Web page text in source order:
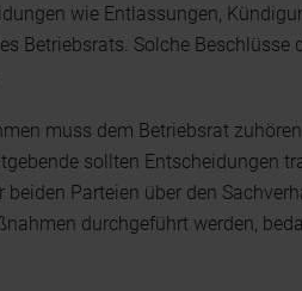
wie Entlassungen,
Betriebsrats. Solche Beschlüsse
muss dem Betriebsrat
sollten Entscheidungen
beiden Parteien über den
durchgeführt werden,